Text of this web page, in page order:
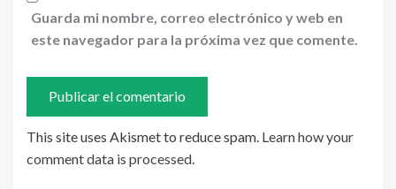
Guarda mi nombre, correo electrónico y web en
este navegador para la próxima vez que comente.
This site uses Akismet to reduce spam. Learn how your
comment data is processed.